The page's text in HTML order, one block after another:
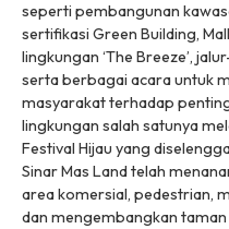
seperti pembangunan
sertifikasi Green Building,
lingkungan ‘The Breeze’,
serta berbagai acara untuk
masyarakat terhadap
lingkungan salah satunya
Festival Hijau yang
Sinar Mas Land telah
area komersial, pedestrian,
dan mengembangkan